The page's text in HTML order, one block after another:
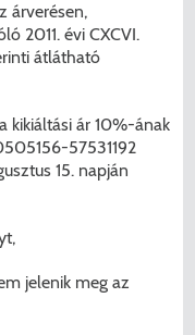
árverésen,
2011. évi CXCVI.
átlátható
kikiáltási ár 10%-ának
57531192
15. napján
jelenik meg az